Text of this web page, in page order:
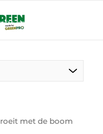
met de boom